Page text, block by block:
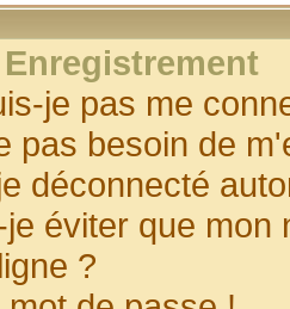
je pas me
pas besoin de
déconnecté
éviter que
?